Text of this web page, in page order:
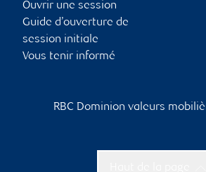
Ouvrir une session
Guide d’ouverture de
session initiale
Vous tenir informé
RBC Dominion valeurs